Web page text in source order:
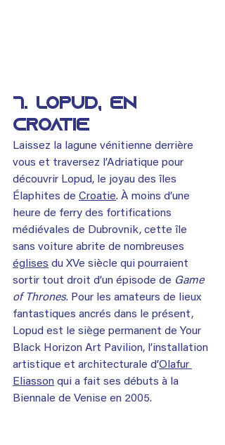
7. Lopud, en
Croatie
Laissez la lagune vénitienne derrière
vous et traversez l’Adriatique pour
découvrir Lopud, le joyau des îles
Élaphites de Croatie. À moins d’une
heure de ferry des fortifications
médiévales de Dubrovnik, cette île
sans voiture abrite de nombreuses
églises du XVe siècle qui pourraient
sortir tout droit d’un épisode de Game
of Thrones. Pour les amateurs de lieux
fantastiques ancrés dans le présent,
Lopud est le siège permanent de Your
Black Horizon Art Pavilion, l’installation
artistique et architecturale d’Olafur
Eliasson qui a fait ses débuts à la
Biennale de Venise en 2005.